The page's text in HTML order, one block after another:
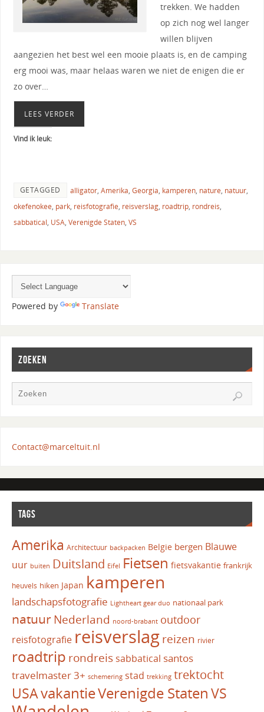
trekken. We hadden
op zich nog wel langer
willen blijven
aangezien het best wel een mooie plaats is, en de camping
erg mooi was, maar helaas waren we niet de enigen die er
zo over…
LEES VERDER
Vind ik leuk:
GETAGGED alligator, Amerika, Georgia, kamperen, nature, natuur,
okefenokee, park, reisfotografie, reisverslag, roadtrip, rondreis,
sabbatical, USA, Verenigde Staten, VS
Powered by Translate
ZOEKEN
Contact@marceltuit.nl
TAGS
Amerika Architectuur backpacken Belgie bergen Blauwe
uur buiten Duitsland Eifel Fietsen fietsvakantie frankrijk
heuvels hiken Japan kamperen
landschapsfotografie Lightheart gear duo nationaal park
natuur Nederland noord-brabant outdoor
reisfotografie reisverslag reizen rivier
roadtrip rondreis sabbatical santos
travelmaster 3+ schemering stad trekking trektocht
USAvakantieVerenigde StatenVS